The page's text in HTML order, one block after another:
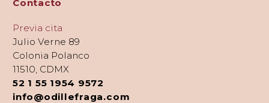
Contacto
Previa cita
Julio Verne 89
Colonia Polanco
11510, CDMX
52 1 55 1954 9572
info@odillefraga.com